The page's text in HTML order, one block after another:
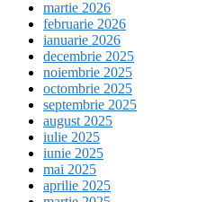
martie 2026
februarie 2026
ianuarie 2026
decembrie 2025
noiembrie 2025
octombrie 2025
septembrie 2025
august 2025
iulie 2025
iunie 2025
mai 2025
aprilie 2025